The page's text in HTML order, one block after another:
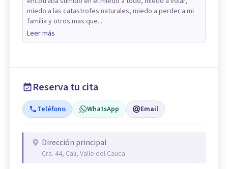
miedo a las catastrofes naturales, miedo a perder a mi
familia y otros mas que...
Leer más
Reserva tu cita
Teléfono WhatsApp Email
Dirección principal
Cra. 44, Cali, Valle del Cauca